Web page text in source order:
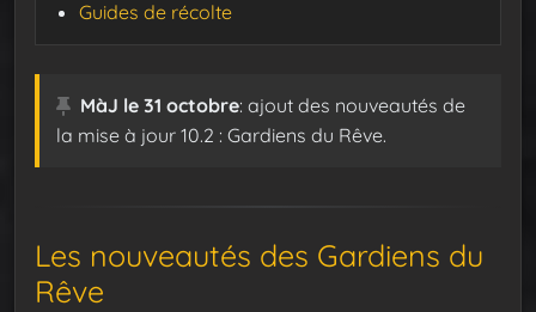
Guides de récolte
MàJ le 31 octobre: ajout des nouveautés de
la mise à jour 10.2 : Gardiens du Rêve.
Les nouveautés des Gardiens du
Rêve